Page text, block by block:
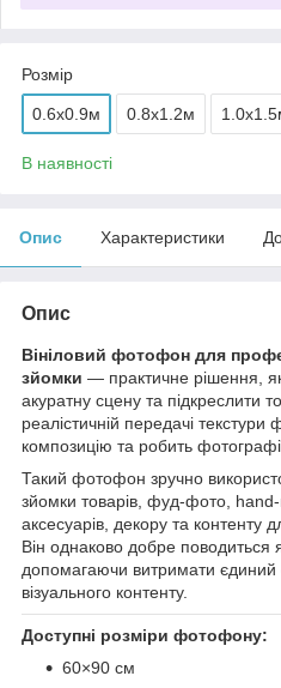
Розмір
0.6x0.9м 0.8x1.2м
В наявності
Опис Характеристики
Опис
Вініловий фотофон для
зйомки — практичне рішення,
акуратну сцену та підкреслити
реалістичній передачі
композицію та робить
Такий фотофон зручно
зйомки товарів, фуд-фото, hand-
аксесуарів, декору та контенту
Він однаково добре поводиться
допомагаючи витримати
візуального контенту.
Доступні розміри фотофону:
60×90 см